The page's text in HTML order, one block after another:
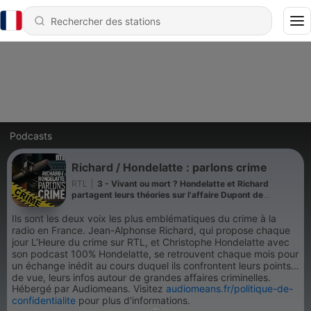
Podcasts
Richard / Hondelatte : parlons crime
RTL
3 - Vivant ou mort ? Hondelatte et Richard
partagent leurs théories sur l'affaire Dupont de
Ils sont les deux voix les plus emblématiques du crime à la
radio en France. Jean-Alphonse Richard, qui propose chaque
jour L’Heure du crime sur RTL, et Christophe Hondelatte avec
son podcast 100% Hondelatte, se retrouvent chaque mois pour
un échange inédit au cours duquel ils confrontent leurs points
de vue, leurs infos autour de grandes affaires criminelles.
Hébergé par Audiomeans. Visitez audiomeans.fr/politique-de-
confidentialite pour plus d'informations.